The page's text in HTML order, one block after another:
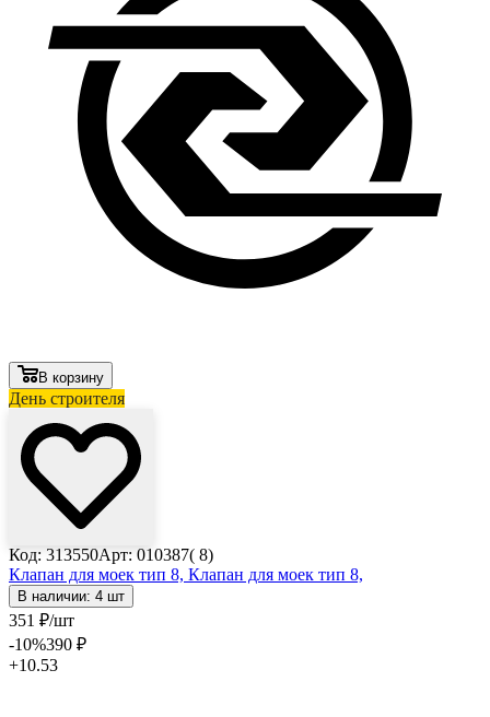
В корзину
День строителя
Код: 313550Арт: 010387( 8)
Клапан для моек тип 8, Клапан для моек тип 8,
В наличии: 4 шт
351 ₽/шт
-10%390 ₽
+10.53